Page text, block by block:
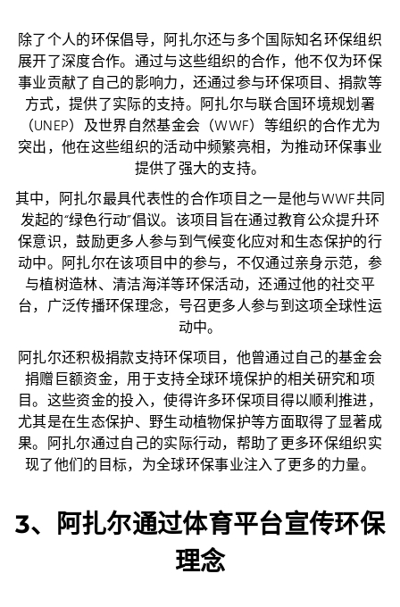
除了个人的环保倡导，阿扎尔还与多个国际知名环保组织
展开了深度合作。通过与这些组织的合作，他不仅为环保
事业贡献了自己的影响力，还通过参与环保项目、捐款等
方式，提供了实际的支持。阿扎尔与联合国环境规划署
（UNEP）及世界自然基金会（WWF）等组织的合作尤为
突出，他在这些组织的活动中频繁亮相，为推动环保事业
提供了强大的支持。
其中，阿扎尔最具代表性的合作项目之一是他与WWF共同
发起的“绿色行动”倡议。该项目旨在通过教育公众提升环
保意识，鼓励更多人参与到气候变化应对和生态保护的行
动中。阿扎尔在该项目中的参与，不仅通过亲身示范，参
与植树造林、清洁海洋等环保活动，还通过他的社交平
台，广泛传播环保理念，号召更多人参与到这项全球性运
动中。
阿扎尔还积极捐款支持环保项目，他曾通过自己的基金会
捐赠巨额资金，用于支持全球环境保护的相关研究和项
目。这些资金的投入，使得许多环保项目得以顺利推进，
尤其是在生态保护、野生动植物保护等方面取得了显著成
果。阿扎尔通过自己的实际行动，帮助了更多环保组织实
现了他们的目标，为全球环保事业注入了更多的力量。
3、阿扎尔通过体育平台宣传环保
理念